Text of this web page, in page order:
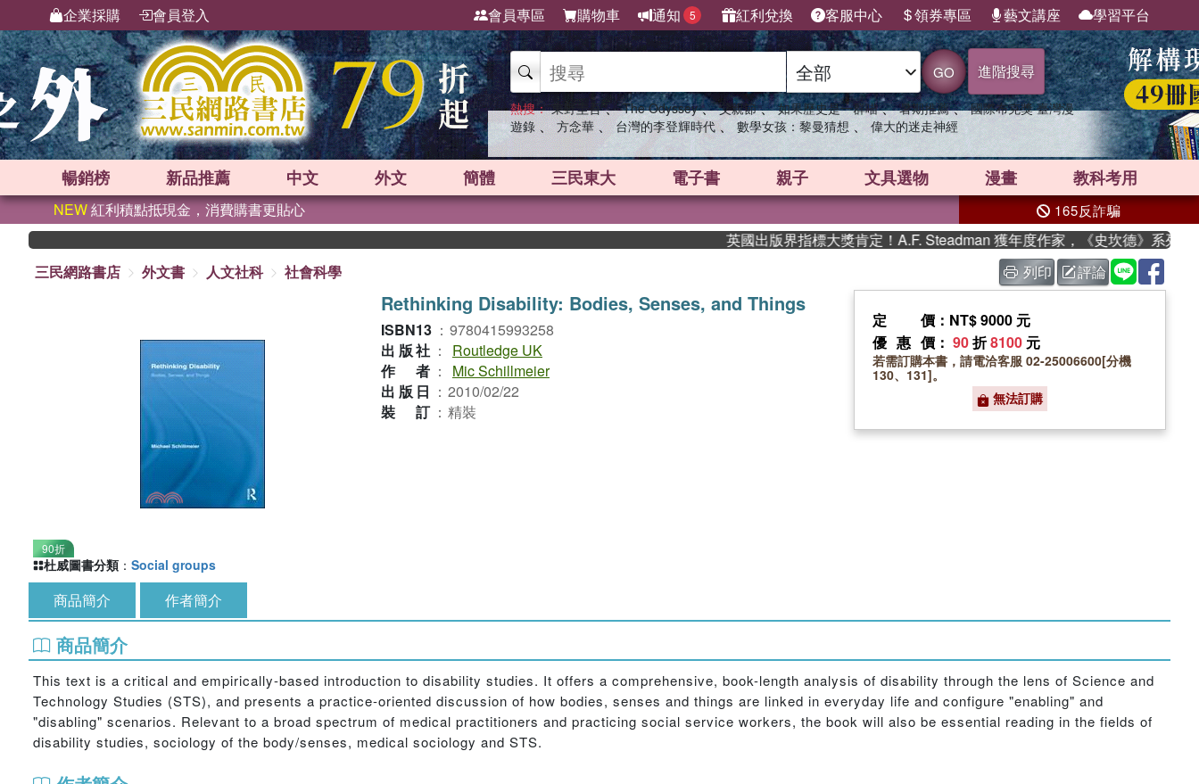
企業採購 會員登入 會員專區 購物車 通知 5 紅利兌換 客服中心 領券專區 藝文講座 學習平台
GO 進階搜尋
熱搜： 東野圭吾 、 The Odyssey 、 父親節 、 如果歷史是一群喵 、 暑期推薦 、 國際布克獎 臺灣漫
遊錄 、 方念華 、 台灣的李登輝時代 、 數學女孩：黎曼猜想 、 偉大的迷走神經
暢銷榜 新品推薦 中文 外文 簡體 三民東大 電子書 親子 文具選物 漫畫 教科考用
NEW紅利積點抵現金，消費購書更貼心 165反詐騙
英國出版界指標大獎肯定！A.F. Steadman 獲年度作家，《史坎德》系列帶你
三民網路書店
外文書 人文社科 社會科學 列印 評論
90折
Rethinking Disability: Bodies, Senses, and Things
ISBN13 ： 9780415993258
出版社 ：
Routledge UK
作者 ：
Mic Schillmeier
出版日 ： 2010/02/22
裝訂 ： 精裝
定價 ：NT$ 9000 元
優惠價 ： 90折8100 元
若需訂購本書，請電洽客服 02-25006600[分機
130、131]。
無法訂購
杜威圖書分類 ： Social groups
商品簡介 作者簡介
商品簡介
This text is a critical and empirically-based introduction to disability studies. It offers a comprehensive, book-length analysis of disability through the lens of Science and
Technology Studies (STS), and presents a practice-oriented discussion of how bodies, senses and things are linked in everyday life and configure "enabling" and
"disabling" scenarios. Relevant to a broad spectrum of medical practitioners and practicing social service workers, the book will also be essential reading in the fields of
disability studies, sociology of the body/senses, medical sociology and STS.